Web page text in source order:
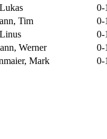
0-1
Tim
0-1
0-1
Werner
0-1
Mark 0-1